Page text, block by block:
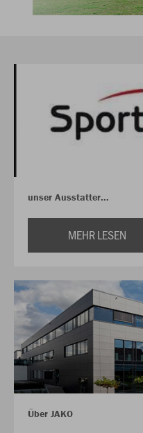
unser Ausstatter...
MEHR LESEN
Über JAKO